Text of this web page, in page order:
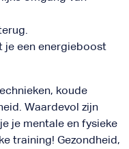
je een energieboost
koude
Waardevol zijn
je mentale en fysieke
training! Gezondheid,